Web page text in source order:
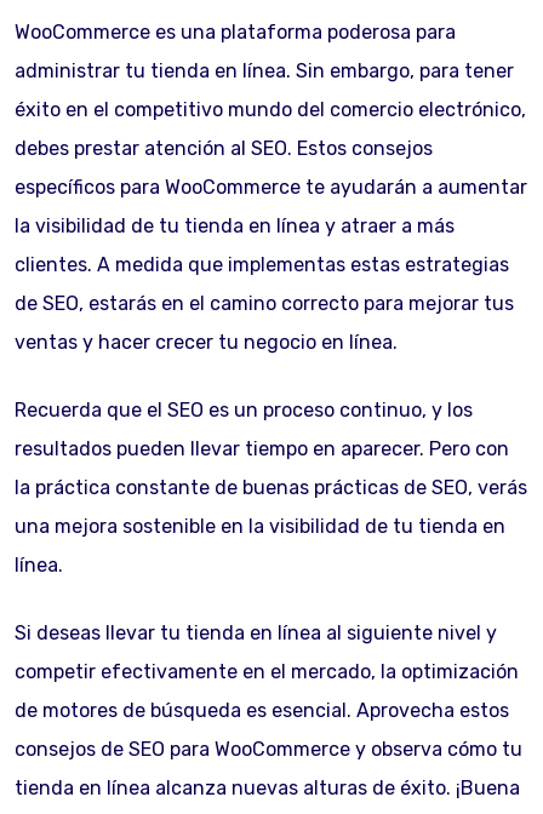
WooCommerce es una plataforma poderosa para
administrar tu tienda en línea. Sin embargo, para tener
éxito en el competitivo mundo del comercio electrónico,
debes prestar atención al SEO. Estos consejos
específicos para WooCommerce te ayudarán a aumentar
la visibilidad de tu tienda en línea y atraer a más
clientes. A medida que implementas estas estrategias
de SEO, estarás en el camino correcto para mejorar tus
ventas y hacer crecer tu negocio en línea.
Recuerda que el SEO es un proceso continuo, y los
resultados pueden llevar tiempo en aparecer. Pero con
la práctica constante de buenas prácticas de SEO, verás
una mejora sostenible en la visibilidad de tu tienda en
línea.
Si deseas llevar tu tienda en línea al siguiente nivel y
competir efectivamente en el mercado, la optimización
de motores de búsqueda es esencial. Aprovecha estos
consejos de SEO para WooCommerce y observa cómo tu
tienda en línea alcanza nuevas alturas de éxito. ¡Buena